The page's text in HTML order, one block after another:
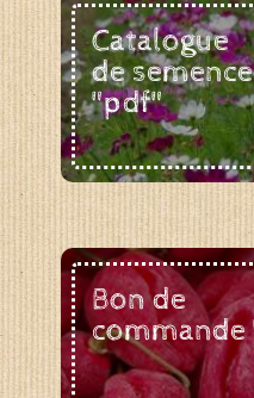
Catalogue
de
"pdf"
Bon de